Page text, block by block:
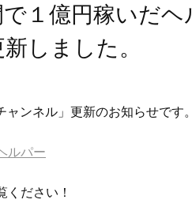
１億円稼いだヘ
しました。
ンネル」更新のお知らせです。
ルパー
ください！